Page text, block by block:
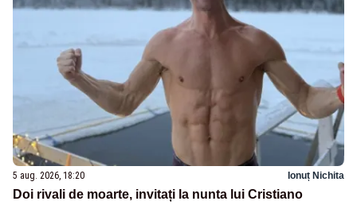
5 aug. 2026, 18:20 Ionuț Nichita
Doi rivali de moarte, invitați la nunta lui Cristiano